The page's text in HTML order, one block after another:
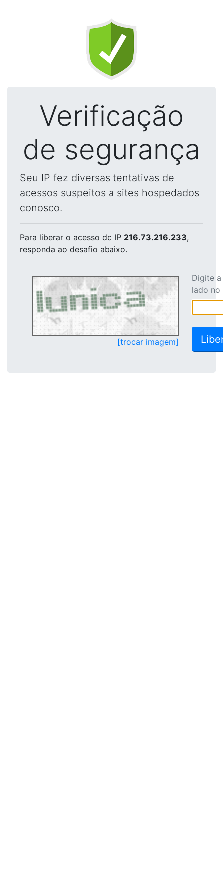
Verificação
de segurança
Seu IP fez diversas tentativas de
acessos suspeitos a sites hospedados
conosco.
Para liberar o acesso do IP 216.73.216.233,
responda ao desafio abaixo.
[trocar imagem]
Digite
lado no